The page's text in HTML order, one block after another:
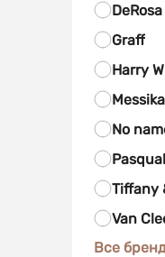
DeRosa
Graff
Harry
Messika
No
Tiffany
Van
Все